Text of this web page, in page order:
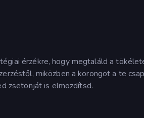
érzékre, hogy megtaláld a
miközben a korongot a te
zsetonját is elmozdítsd.